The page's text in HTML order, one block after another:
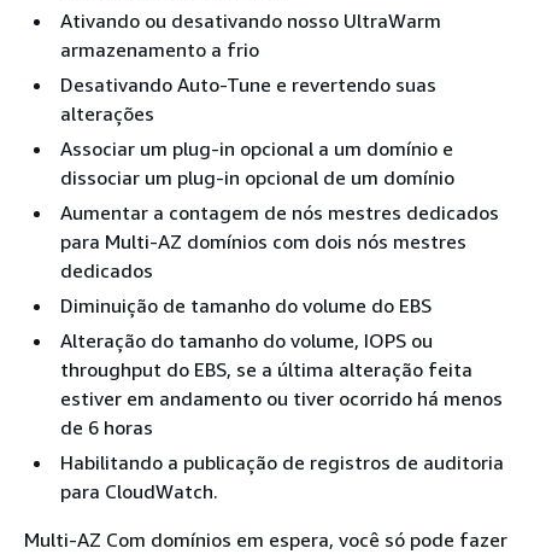
Ativando ou desativando nosso UltraWarm
armazenamento a frio
Desativando Auto-Tune e revertendo suas
alterações
Associar um plug-in opcional a um domínio e
dissociar um plug-in opcional de um domínio
Aumentar a contagem de nós mestres dedicados
para Multi-AZ domínios com dois nós mestres
dedicados
Diminuição de tamanho do volume do EBS
Alteração do tamanho do volume, IOPS ou
throughput do EBS, se a última alteração feita
estiver em andamento ou tiver ocorrido há menos
de 6 horas
Habilitando a publicação de registros de auditoria
para CloudWatch.
Multi-AZ Com domínios em espera, você só pode fazer